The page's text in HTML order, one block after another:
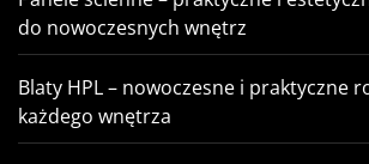
do nowoczesnych wnętrz
Blaty HPL – nowoczesne i praktyczne
każdego wnętrza